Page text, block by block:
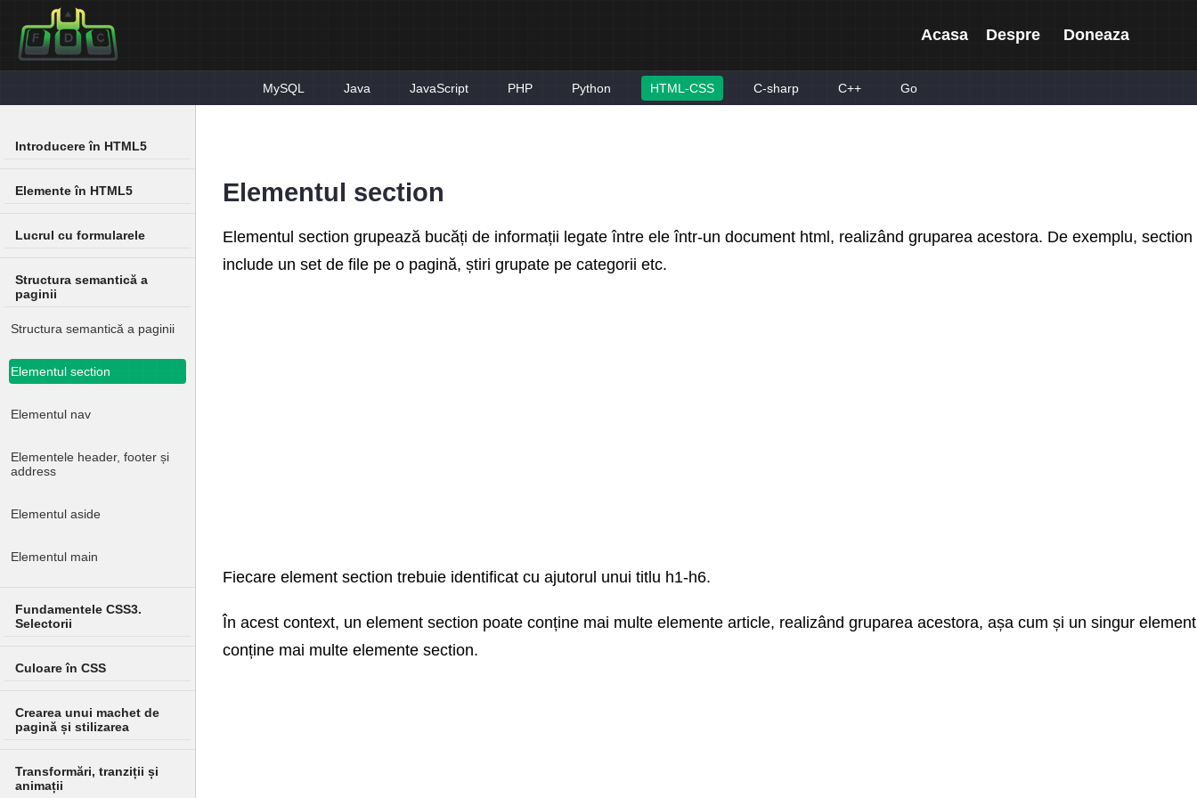
Acasa Despre Doneaza
MySQL Java JavaScript PHP Python HTML-CSS C-sharp C++ Go
Introducere în HTML5
Elemente în HTML5
Lucrul cu formularele
Structura semantică a
paginii
Structura semantică a paginii
Elementul section
Elementul nav
Elementele header, footer și
address
Elementul aside
Elementul main
Fundamentele CSS3.
Selectorii
Culoare în CSS
Crearea unui machet de
pagină și stilizarea
Transformări, tranziții și
animații
Elementul section
Elementul section grupează bucăți de informații legate între ele într-un document html, realizând gruparea acestora. De exemplu, section
include un set de file pe o pagină, știri grupate pe categorii etc.
Fiecare element section trebuie identificat cu ajutorul unui titlu h1-h6.
În acest context, un element section poate conține mai multe elemente article, realizând gruparea acestora, așa cum și un singur
conține mai multe elemente section.